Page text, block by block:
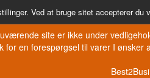
Ved at bruge sitet accepterer du
site er ikke under
for en forespørgsel til varer I